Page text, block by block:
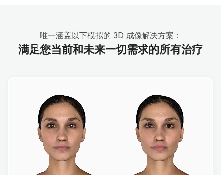
唯一涵盖以下模拟的 3D 成像解决方案：
满足您当前和未来一切需求的所有治疗